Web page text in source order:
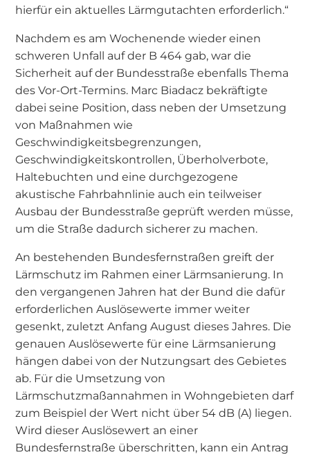
hierfür ein aktuelles Lärmgutachten erforderlich.“
Nachdem es am Wochenende wieder einen
schweren Unfall auf der B 464 gab, war die
Sicherheit auf der Bundesstraße ebenfalls Thema
des Vor-Ort-Termins. Marc Biadacz bekräftigte
dabei seine Position, dass neben der Umsetzung
von Maßnahmen wie
Geschwindigkeitsbegrenzungen,
Geschwindigkeitskontrollen, Überholverbote,
Haltebuchten und eine durchgezogene
akustische Fahrbahnlinie auch ein teilweiser
Ausbau der Bundesstraße geprüft werden müsse,
um die Straße dadurch sicherer zu machen.
An bestehenden Bundesfernstraßen greift der
Lärmschutz im Rahmen einer Lärmsanierung. In
den vergangenen Jahren hat der Bund die dafür
erforderlichen Auslösewerte immer weiter
gesenkt, zuletzt Anfang August dieses Jahres. Die
genauen Auslösewerte für eine Lärmsanierung
hängen dabei von der Nutzungsart des Gebietes
ab. Für die Umsetzung von
Lärmschutzmaßannahmen in Wohngebieten darf
zum Beispiel der Wert nicht über 54 dB (A) liegen.
Wird dieser Auslösewert an einer
Bundesfernstraße überschritten, kann ein Antrag